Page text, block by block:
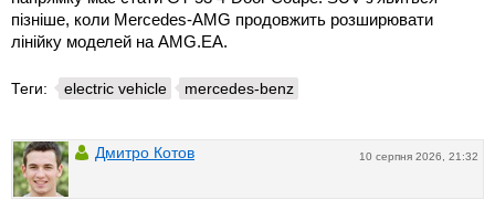
пізніше, коли Mercedes-AMG продовжить розширювати
лінійку моделей на AMG.EA.
Теги: electric vehicle mercedes-benz
10 серпня 2026, 21:32
Дмитро Котов